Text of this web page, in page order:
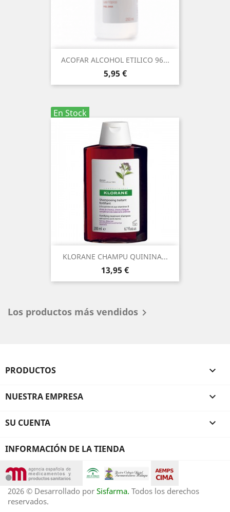
ACOFAR ALCOHOL ETILICO 96...
Precio
5,95 €
En Stock
KLORANE CHAMPU QUININA...
Precio
13,95 €
Los productos más vendidos 
PRODUCTOS 
NUESTRA EMPRESA 
SU CUENTA 
INFORMACIÓN DE LA TIENDA
2026 © Desarrollado por Sisfarma. Todos los derechos
reservados.